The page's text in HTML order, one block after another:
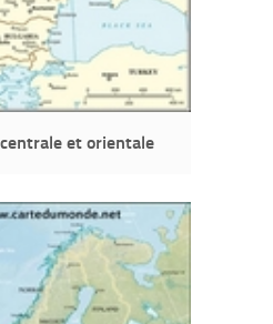
et orientale